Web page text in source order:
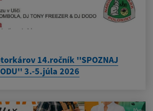
14.ročník ''SPOZNAJ
3.-5.júla 2026